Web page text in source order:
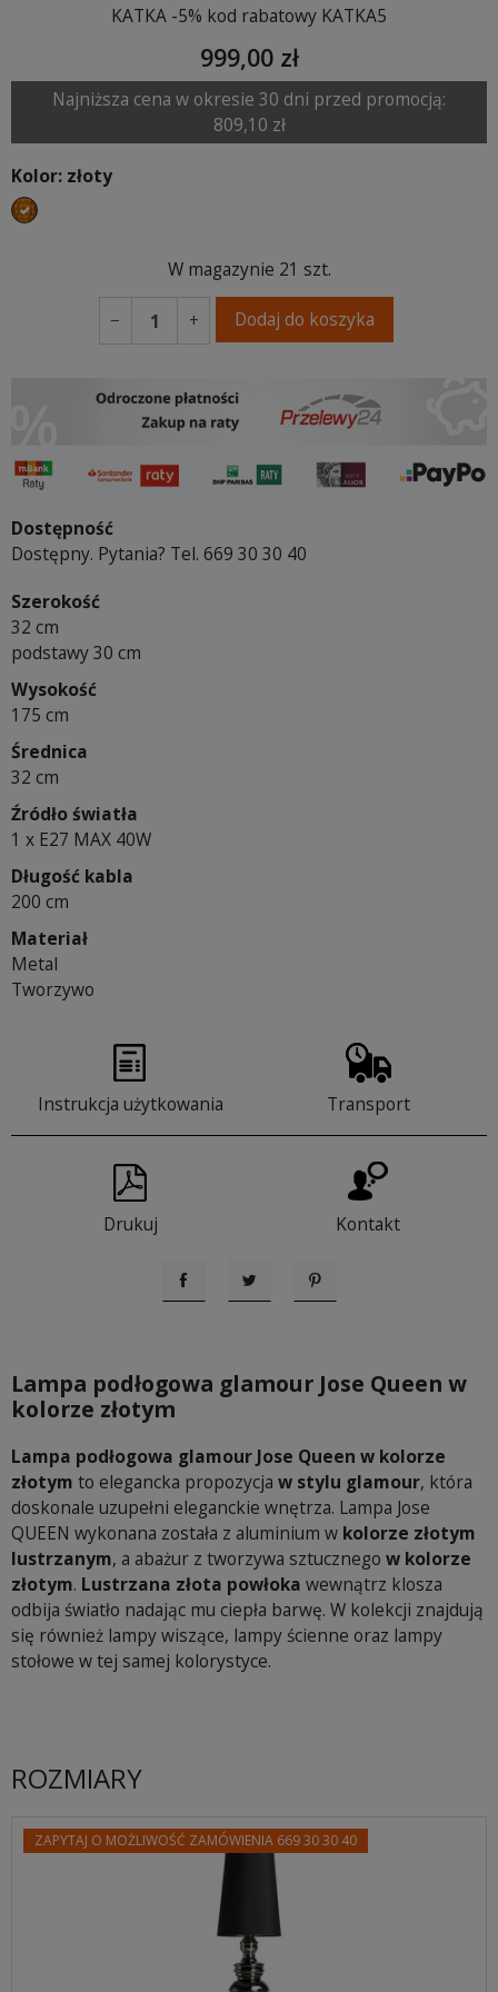
KATKA -5% kod rabatowy KATKA5
999,00 zł
Najniższa cena w okresie 30 dni przed promocją:
809,10 zł
Kolor: złoty
złoty
W magazynie 21 szt.
− + Dodaj do koszyka
Dostępność
Dostępny. Pytania? Tel. 669 30 30 40
Szerokość
32 cm
podstawy 30 cm
Wysokość
175 cm
Średnica
32 cm
Źródło światła
1 x E27 MAX 40W
Długość kabla
200 cm
Materiał
Metal
Tworzywo
Instrukcja użytkowania Transport
Drukuj Kontakt
UdostępnijTweetujPinterest
Lampa podłogowa glamour Jose Queen w
kolorze złotym
Lampa podłogowa glamour Jose Queen w kolorze
złotym to elegancka propozycja w stylu glamour, która
doskonale uzupełni eleganckie wnętrza. Lampa Jose
QUEEN wykonana została z aluminium w kolorze złotym
lustrzanym, a abażur z tworzywa sztucznego w kolorze
złotym. Lustrzana złota powłoka wewnątrz klosza
odbija światło nadając mu ciepła barwę. W kolekcji znajdują
się również lampy wiszące, lampy ścienne oraz lampy
stołowe w tej samej kolorystyce.
ROZMIARY
ZAPYTAJ O MOŻLIWOŚĆ ZAMÓWIENIA 669 30 30 40